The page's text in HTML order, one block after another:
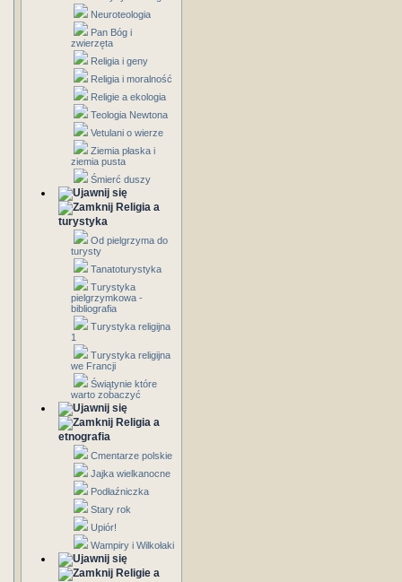
Neuroteologia
Pan Bóg i
zwierzęta
Religia i geny
Religia i moralność
Religie a ekologia
Teologia Newtona
Vetulani o wierze
Ziemia płaska i
ziemia pusta
Śmierć duszy
Religia a
turystyka
Od pielgrzyma do
turysty
Tanatoturystyka
Turystyka
pielgrzymkowa -
bibliografia
Turystyka religijna
1
Turystyka religijna
we Francji
Świątynie które
warto zobaczyć
Religia a
etnografia
Cmentarze polskie
Jajka wielkanocne
Podłaźniczka
Stary rok
Upiór!
Wampiry i Wilkołaki
Religie a